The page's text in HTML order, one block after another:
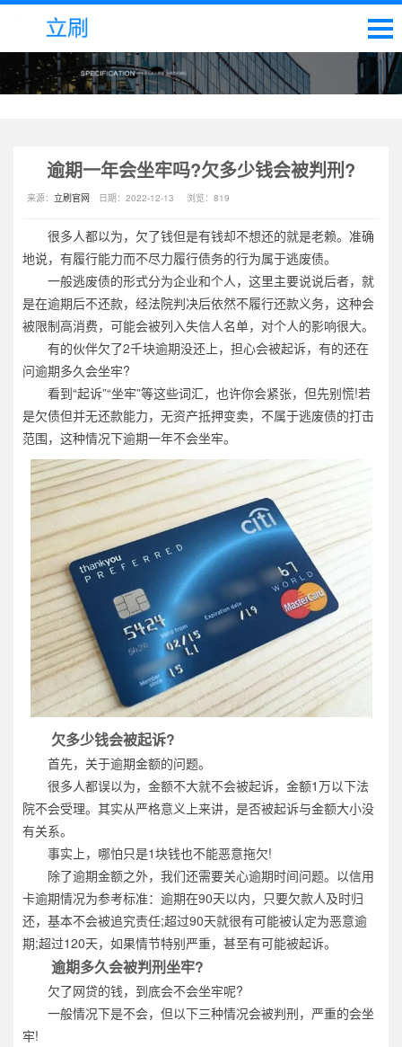
逾期一年会坐牢吗?欠多少钱会被判刑?
来源： 立刷官网 日期： 2022-12-13 浏览： 819
很多人都以为，欠了钱但是有钱却不想还的就是老赖。准确
地说，有履行能力而不尽力履行债务的行为属于逃废债。
一般逃废债的形式分为企业和个人，这里主要说说后者，就
是在逾期后不还款，经法院判决后依然不履行还款义务，这种会
被限制高消费，可能会被列入失信人名单，对个人的影响很大。
有的伙伴欠了2千块逾期没还上，担心会被起诉，有的还在
问逾期多久会坐牢?
看到“起诉”“坐牢”等这些词汇，也许你会紧张，但先别慌!若
是欠债但并无还款能力，无资产抵押变卖，不属于逃废债的打击
范围，这种情况下逾期一年不会坐牢。
欠多少钱会被起诉?
首先，关于逾期金额的问题。
很多人都误以为，金额不大就不会被起诉，金额1万以下法
院不会受理。其实从严格意义上来讲，是否被起诉与金额大小没
有关系。
事实上，哪怕只是1块钱也不能恶意拖欠!
除了逾期金额之外，我们还需要关心逾期时间问题。以信用
卡逾期情况为参考标准：逾期在90天以内，只要欠款人及时归
还，基本不会被追究责任;超过90天就很有可能被认定为恶意逾
期;超过120天，如果情节特别严重，甚至有可能被起诉。
逾期多久会被判刑坐牢?
欠了网贷的钱，到底会不会坐牢呢?
一般情况下是不会，但以下三种情况会被判刑，严重的会坐
牢!